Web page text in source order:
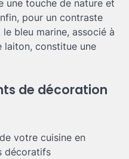
une touche de nature et
pour un contraste
bleu marine, associé à
laiton, constitue une
de décoration
votre cuisine en
décoratifs